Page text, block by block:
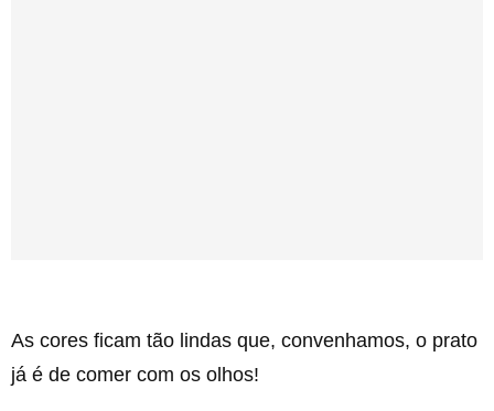
As cores ficam tão lindas que, convenhamos, o prato
já é de comer com os olhos!